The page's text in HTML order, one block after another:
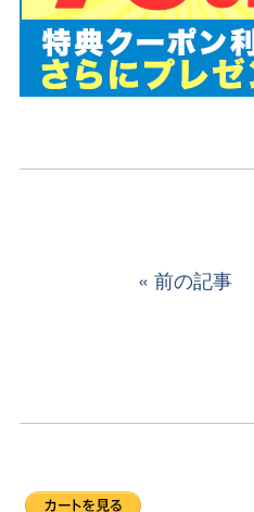
前の記事